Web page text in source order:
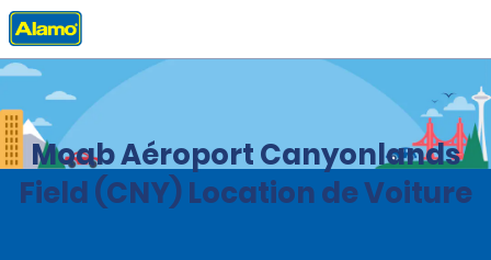
Accueil Agences
Moab Aéroport Canyonlands
Field (CNY) Location de Voiture